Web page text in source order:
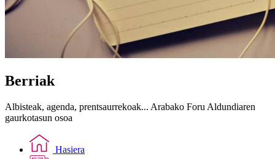
Berriak
Albisteak, agenda, prentsaurrekoak... Arabako Foru Aldundiaren
gaurkotasun osoa
Hasiera